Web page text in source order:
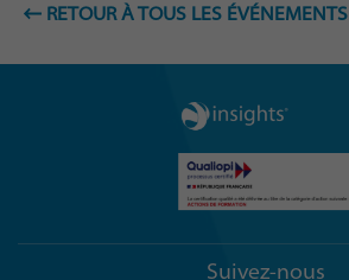
RETOUR À TOUS LES ÉVÉNEMENTS
Suivez-nous